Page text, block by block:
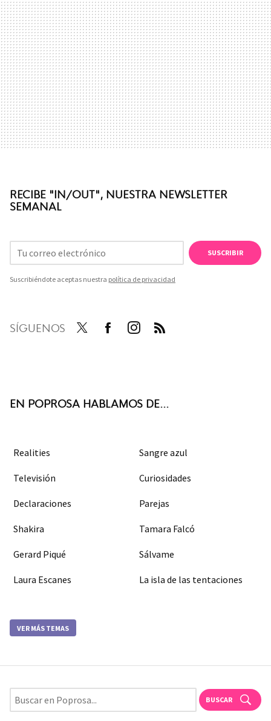
RECIBE "IN/OUT", NUESTRA NEWSLETTER
SEMANAL
SUSCRIBIR
Suscribiéndote aceptas nuestra política de privacidad
SÍGUENOS
EN POPROSA HABLAMOS DE...
Realities Sangre azul
Televisión Curiosidades
Declaraciones Parejas
Shakira Tamara Falcó
Gerard Piqué Sálvame
Laura Escanes La isla de las tentaciones
VER MÁS TEMAS
BUSCAR